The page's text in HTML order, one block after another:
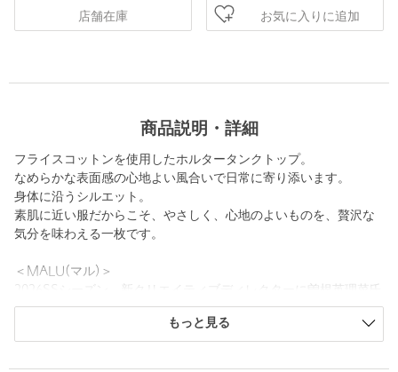
店舗在庫 お気に入りに追加
商品説明・詳細
フライスコットンを使用したホルタータンクトップ。
なめらかな表面感の心地よい風合いで日常に寄り添います。
身体に沿うシルエット。
素肌に近い服だからこそ、やさしく、心地のよいものを、贅沢な
気分を味わえる一枚です。
＜MALU(マル)＞
を迎え、新生「MALU」を発表。
ブランドの核となる「素材」へのこだわりをさらに深化させ、デ
もっと見る